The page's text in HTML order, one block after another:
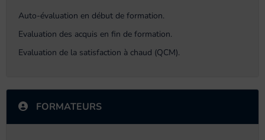
Auto-évaluation en début de formation.
Evaluation des acquis en fin de formation.
Evaluation de la satisfaction à chaud (QCM).
FORMATEURS